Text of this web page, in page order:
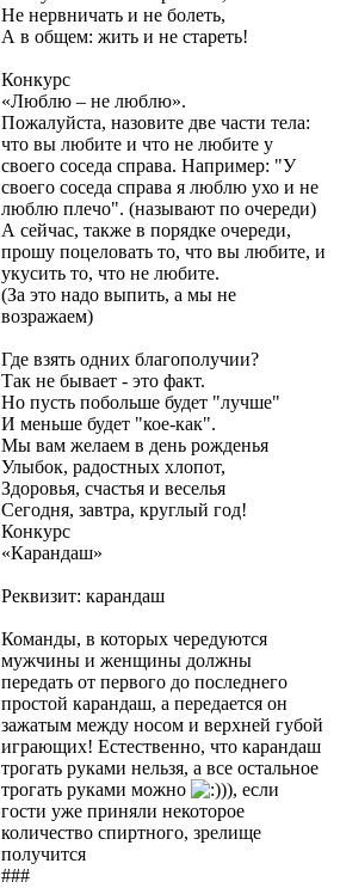
Не нервничать и не болеть,
А в общем: жить и не стареть!
Конкурс
«Люблю – не люблю».
Пожалуйста, назовите две части тела:
что вы любите и что не любите у
своего соседа справа. Например: "У
своего соседа справа я люблю ухо и не
люблю плечо". (называют по очереди)
А сейчас, также в порядке очереди,
прошу поцеловать то, что вы любите, и
укусить то, что не любите.
(За это надо выпить, а мы не
возражаем)
Где взять одних благополучии?
Так не бывает - это факт.
Но пусть побольше будет "лучше"
И меньше будет "кое-как".
Мы вам желаем в день рожденья
Улыбок, радостных хлопот,
Здоровья, счастья и веселья
Сегодня, завтра, круглый год!
Конкурс
«Карандаш»
Реквизит: карандаш
Команды, в которых чередуются
мужчины и женщины должны
передать от первого до последнего
простой карандаш, а передается он
зажатым между носом и верхней губой
играющих! Естественно, что карандаш
трогать руками нельзя, а все остальное
трогать руками можно
)), если
гости уже приняли некоторое
количество спиртного, зрелище
получится
###